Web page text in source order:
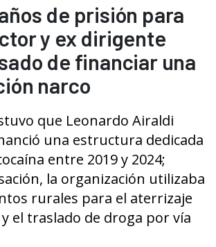
de prisión para
y ex dirigente
de financiar una
narco
que Leonardo Airaldi
una estructura dedicada
entre 2019 y 2024;
la organización utilizaba
rurales para el aterrizaje
el traslado de droga por vía